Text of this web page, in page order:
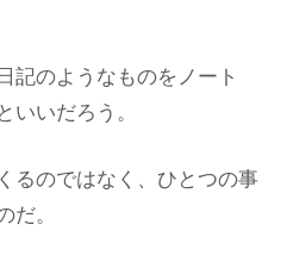
記のようなものをノート
いいだろう。
るのではなく、ひとつの事
だ。